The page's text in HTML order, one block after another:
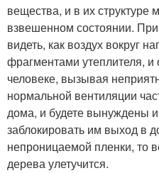
вещества, и в их структуре
взвешенном состоянии.
видеть, как воздух вокруг
фрагментами утеплителя, и
человеке, вызывая
нормальной вентиляции
дома, и будете вынуждены
заблокировать им выход в
непроницаемой пленки, то
дерева улетучится.